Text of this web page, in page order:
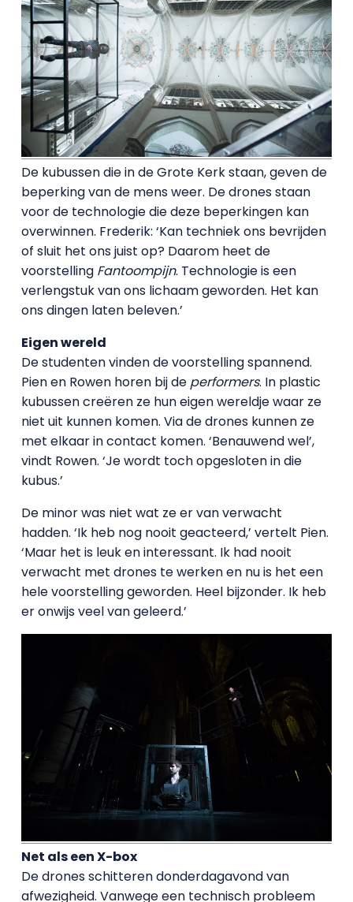
De kubussen die in de Grote Kerk staan, geven de
beperking van de mens weer. De drones staan
voor de technologie die deze beperkingen kan
overwinnen. Frederik: ‘Kan techniek ons bevrijden
of sluit het ons juist op? Daarom heet de
voorstelling Fantoompijn. Technologie is een
verlengstuk van ons lichaam geworden. Het kan
ons dingen laten beleven.’
Eigen wereld
De studenten vinden de voorstelling spannend.
Pien en Rowen horen bij de performers. In plastic
kubussen creëren ze hun eigen wereldje waar ze
niet uit kunnen komen. Via de drones kunnen ze
met elkaar in contact komen. ‘Benauwend wel’,
vindt Rowen. ‘Je wordt toch opgesloten in die
kubus.’
De minor was niet wat ze er van verwacht
hadden. ‘Ik heb nog nooit geacteerd,’ vertelt Pien.
‘Maar het is leuk en interessant. Ik had nooit
verwacht met drones te werken en nu is het een
hele voorstelling geworden. Heel bijzonder. Ik heb
er onwijs veel van geleerd.’
Net als een X-box
De drones schitteren donderdagavond van
afwezigheid. Vanwege een technisch probleem